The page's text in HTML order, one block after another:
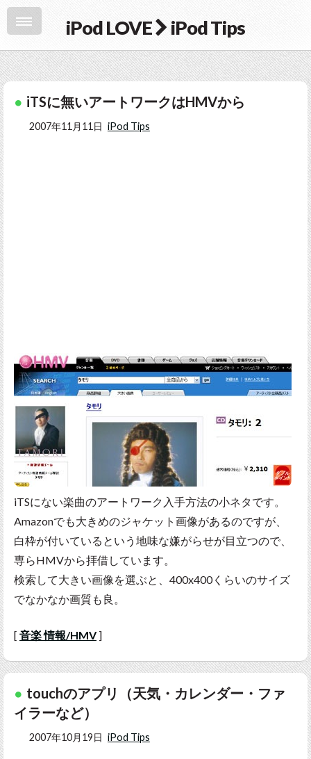
iPod LOVE iPod Tips
iTSに無いアートワークはHMVから
2007年11月11日 iPod Tips
iTSにない楽曲のアートワーク入手方法の小ネタです。
Amazonでも大きめのジャケット画像があるのですが、
白枠が付いているという地味な嫌がらせが目立つので、
専らHMVから拝借しています。
検索して大きい画像を選ぶと、400x400くらいのサイズ
でなかなか画質も良。
[ 音楽 情報/HMV]
touchのアプリ（天気・カレンダー・ファ
イラーなど）
2007年10月19日 iPod Tips